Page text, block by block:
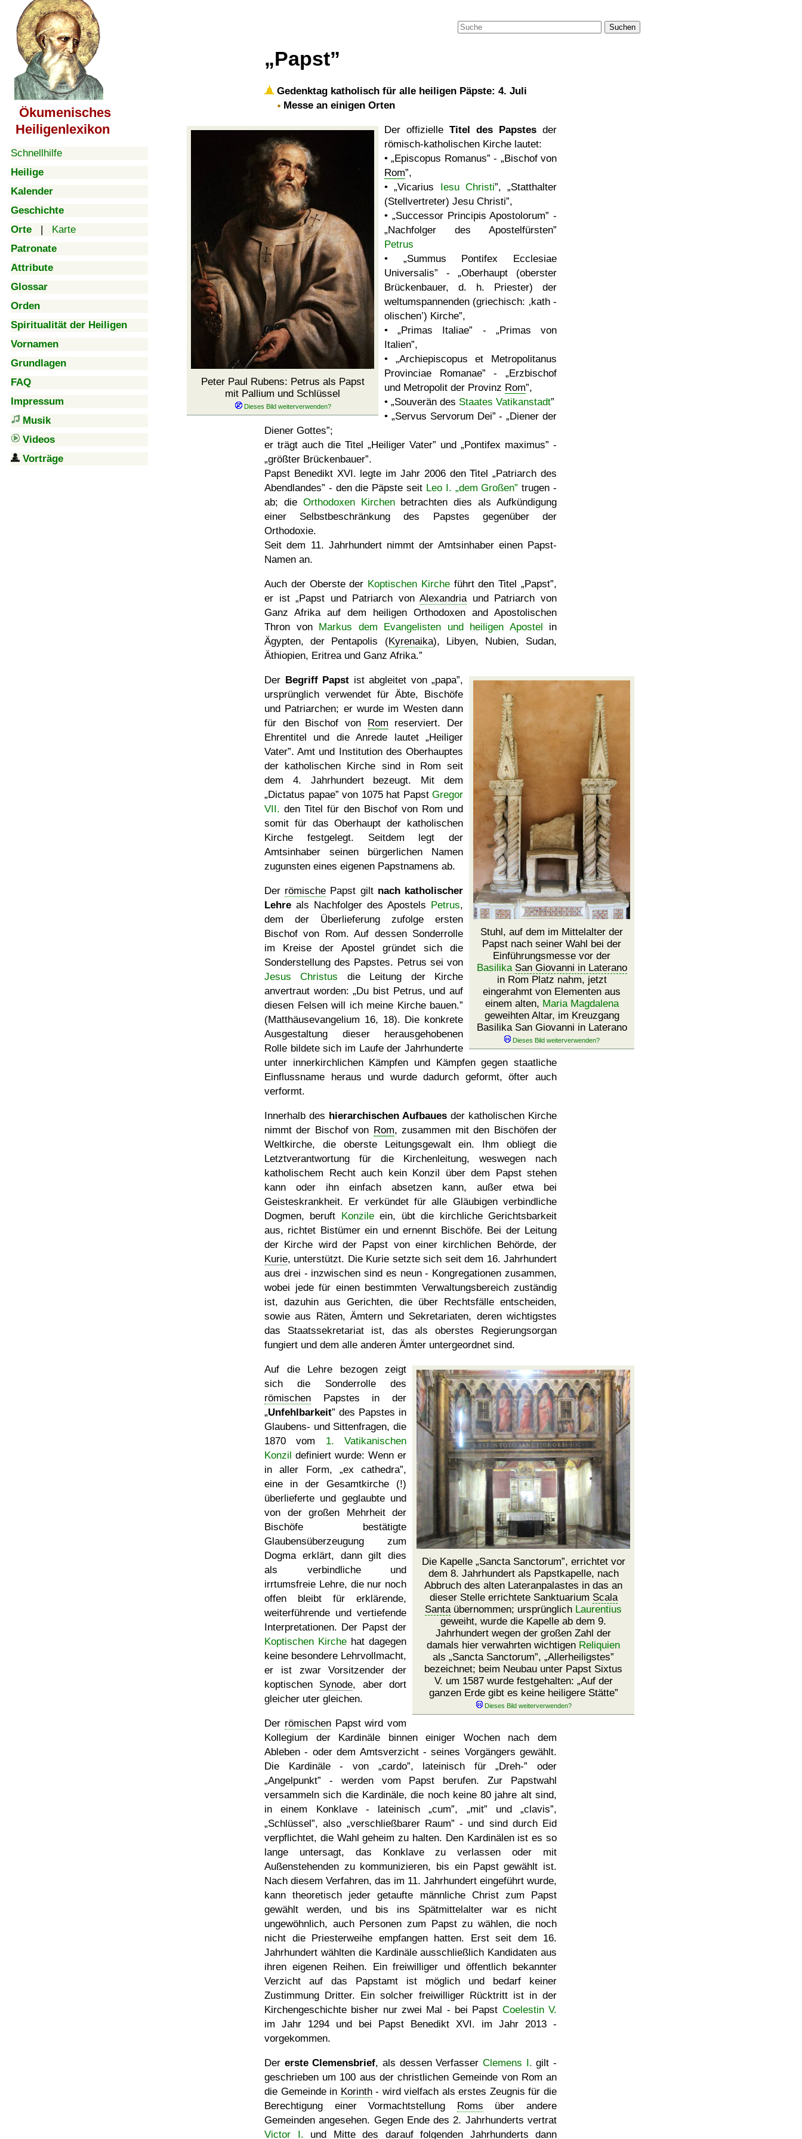
Ökumenisches
Heiligenlexikon
Schnellhilfe
Heilige
Kalender
Geschichte
Orte | Karte
Patronate
Attribute
Glossar
Orden
Spiritualität der Heiligen
Vornamen
Grundlagen
FAQ
Impressum
Musik
Videos
Vorträge
Suchen
Papst
Gedenktag katholisch für alle heiligen Päpste: 4. Juli
Messe an einigen Orten
Peter Paul Rubens: Petrus als Papst
mit Pallium und Schlüssel
Der offizielle Titel des Papstes der
römisch-katholischen Kirche lautet:
• Episcopus Romanus -
Bischof von
Rom ,
• Vicarius Iesu Christi ,
Statthalter
(Stellvertreter) Jesu Christi ,
•
Successor Principis Apostolorum
-
Nachfolger des Apostelfürsten
Petrus
•
Summus Pontifex Ecclesiae
Universalis
- Oberhaupt (oberster
Brückenbauer, d. h. Priester) der
weltumspannenden (griechisch:
kath -
olischen ) Kirche ,
• Primas Italiae -
Primas von
Italien ,
•
Archiepiscopus et Metropolitanus
Provinciae Romanae
- Erzbischof
und Metropolit der Provinz Rom ,
•
Souverän des Staates Vatikanstadt
•
Servus Servorum Dei - Diener der
Diener Gottes ;
er trägt auch die Titel
Heiliger Vater und Pontifex maximus
-
größter Brückenbauer .
Papst Benedikt XVI. legte im Jahr 2006 den Titel Patriarch des
Abendlandes
- den die Päpste seit Leo I. dem Großen
trugen -
ab; die Orthodoxen Kirchenbetrachten dies als Aufkündigung
einer Selbstbeschränkung des Papstes gegenüber der
Orthodoxie.
Seit dem 11. Jahrhundert nimmt der Amtsinhaber einen Papst-
Namen an.
Auch der Oberste der Koptischen Kircheführt den Titel Papst ,
er ist Papst und Patriarch vonAlexandriaund Patriarch von
Ganz Afrika auf dem heiligen Orthodoxen and Apostolischen
Thron von Markus dem Evangelisten und heiligen Apostel in
Ägypten, der Pentapolis (Kyrenaika), Libyen, Nubien, Sudan,
Äthiopien, Eritrea und Ganz Afrika.
Stuhl, auf dem im Mittelalter der
Papst nach seiner Wahl bei der
Einführungsmesse vor der
Basilika San Giovanni in Laterano
in Rom Platz nahm, jetzt
eingerahmt von Elementen aus
einem alten, Maria Magdalena
geweihten Altar, im Kreuzgang
Basilika San Giovanni in Laterano
Der Begriff Papst ist abgleitet von papa ,
ursprünglich verwendet für Äbte, Bischöfe
und Patriarchen; er wurde im Westen dann
für den Bischof von Rom reserviert. Der
Ehrentitel und die Anrede lautet
Heiliger
Vater . Amt und Institution des Oberhauptes
der katholischen Kirche sind in Rom seit
dem 4. Jahrhundert bezeugt. Mit dem
Dictatus papae
von 1075 hat Papst Gregor
VII. den Titel für den Bischof von Rom und
somit für das Oberhaupt der katholischen
Kirche festgelegt. Seitdem legt der
Amtsinhaber seinen bürgerlichen Namen
zugunsten eines eigenen Papstnamens ab.
Der römische Papst gilt nach katholischer
Lehre als Nachfolger des Apostels Petrus,
dem der Überlieferung zufolge ersten
Bischof von Rom. Auf dessen Sonderrolle
im Kreise der Apostel gründet sich die
Sonderstellung des Papstes. Petrus sei von
Jesus Christus die Leitung der Kirche
anvertraut worden: Du bist Petrus, und auf
diesen Felsen will ich meine Kirche bauen.
(Matthäusevangelium 16, 18). Die konkrete
Ausgestaltung dieser herausgehobenen
Rolle bildete sich im Laufe der Jahrhunderte
unter innerkirchlichen Kämpfen und Kämpfen gegen staatliche
Einflussname heraus und wurde dadurch geformt, öfter auch
verformt.
Innerhalb des hierarchischen Aufbaues der katholischen Kirche
nimmt der Bischof von Rom, zusammen mit den Bischöfen der
Weltkirche, die oberste Leitungsgewalt ein. Ihm obliegt die
Letztverantwortung für die Kirchenleitung, weswegen nach
katholischem Recht auch kein Konzil über dem Papst stehen
kann oder ihn einfach absetzen kann, außer etwa bei
Geisteskrankheit. Er verkündet für alle Gläubigen verbindliche
Dogmen, beruft Konzileein, übt die kirchliche Gerichtsbarkeit
aus, richtet Bistümer ein und ernennt Bischöfe. Bei der Leitung
der Kirche wird der Papst von einer kirchlichen Behörde, der
Kurie, unterstützt. Die Kurie setzte sich seit dem 16. Jahrhundert
aus drei - inzwischen sind es neun - Kongregationen zusammen,
wobei jede für einen bestimmten Verwaltungsbereich zuständig
ist, dazuhin aus Gerichten, die über Rechtsfälle entscheiden,
sowie aus Räten, Ämtern und Sekretariaten, deren wichtigstes
das Staatssekretariat ist, das als oberstes Regierungsorgan
fungiert und dem alle anderen Ämter untergeordnet sind.
Die Kapelle Sancta Sanctorum , errichtet vor
dem 8. Jahrhundert als Papstkapelle, nach
Abbruch des alten Lateranpalastes in das an
dieser Stelle errichtete Sanktuarium Scala
Santaübernommen; ursprünglich Laurentius
geweiht, wurde die Kapelle ab dem 9.
Jahrhundert wegen der großen Zahl der
damals hier verwahrten wichtigen Reliquien
als
Sancta Sanctorum ,
Allerheiligstes
bezeichnet; beim Neubau unter Papst Sixtus
V. um 1587 wurde festgehalten:
Auf der
ganzen Erde gibt es keine heiligere Stätte
Auf die Lehre bezogen zeigt
sich die Sonderrolle des
römischen Papstes in der
Unfehlbarkeit
des Papstes in
Glaubens- und Sittenfragen, die
1870 vom 1. Vatikanischen
Konzil definiert wurde: Wenn er
in aller Form,
ex cathedra ,
eine in der Gesamtkirche (!)
überlieferte und geglaubte und
von der großen Mehrheit der
Bischöfe bestätigte
Glaubensüberzeugung zum
Dogma erklärt, dann gilt dies
als verbindliche und
irrtumsfreie Lehre, die nur noch
offen bleibt für erklärende,
weiterführende und vertiefende
Interpretationen. Der Papst der
Koptischen Kirche hat dagegen
keine besondere Lehrvollmacht,
er ist zwar Vorsitzender der
koptischen Synode, aber dort
gleicher uter gleichen.
Der römischenPapst wird vom
Kollegium der Kardinäle binnen einiger Wochen nach dem
Ableben - oder dem Amtsverzicht - seines Vorgängers gewählt.
Die Kardinäle - von
cardo , lateinisch für Dreh-
oder
Angelpunkt
- werden vom Papst berufen. Zur Papstwahl
versammeln sich die Kardinäle, die noch keine 80 jahre alt sind,
in einem Konklave - lateinisch cum , mit und clavis ,
Schlüssel , also verschließbarer Raum
- und sind durch Eid
verpflichtet, die Wahl geheim zu halten. Den Kardinälen ist es so
lange untersagt, das Konklave zu verlassen oder mit
Außenstehenden zu kommunizieren, bis ein Papst gewählt ist.
Nach diesem Verfahren, das im 11. Jahrhundert eingeführt wurde,
kann theoretisch jeder getaufte männliche Christ zum Papst
gewählt werden, und bis ins Spätmittelalter war es nicht
ungewöhnlich, auch Personen zum Papst zu wählen, die noch
nicht die Priesterweihe empfangen hatten. Erst seit dem 16.
Jahrhundert wählten die Kardinäle ausschließlich Kandidaten aus
ihren eigenen Reihen. Ein freiwilliger und öffentlich bekannter
Verzicht auf das Papstamt ist möglich und bedarf keiner
Zustimmung Dritter. Ein solcher freiwilliger Rücktritt ist in der
Kirchengeschichte bisher nur zwei Mal - bei Papst Coelestin V.
im Jahr 1294 und bei Papst Benedikt XVI. im Jahr 2013 -
vorgekommen.
Der erste Clemensbrief, als dessen VerfasserClemens I. gilt -
geschrieben um 100 aus der christlichen Gemeinde von Rom an
die Gemeinde in Korinth- wird vielfach als erstes Zeugnis für die
Berechtigung einer Vormachtstellung Roms über andere
Gemeinden angesehen. Gegen Ende des 2. Jahrhunderts vertrat
Victor I. und Mitte des darauf folgenden Jahrhunderts dann